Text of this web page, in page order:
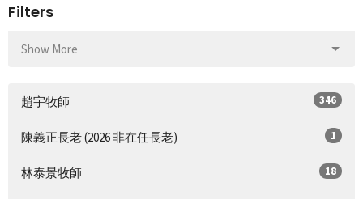
Filters
Show More
趙宇牧師 346
陳義正長老 (2026 非在任長老) 1
林泰景牧師 18